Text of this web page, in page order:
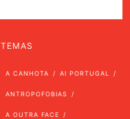
TEMAS
A CANHOTA AI PORTUGAL
ANTROPOFOBIAS
A OUTRA FACE